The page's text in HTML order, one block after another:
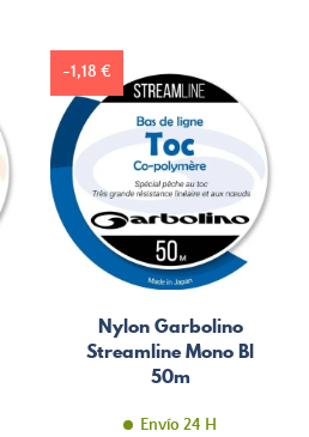
Nylon Garbolino
Streamline Mono Bl
50m
Envío 24 H
-1,18 €